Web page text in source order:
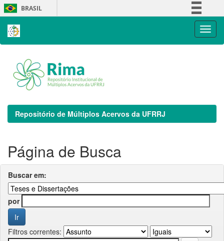
Skip
navigation
BRASIL
Repositório de Múltiplos Acervos da UFRRJ
Página de Busca
Buscar em:
por
Filtros correntes: